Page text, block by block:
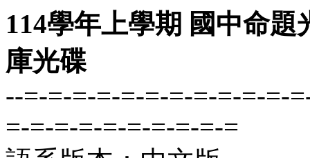
114學年上學期 國中命
庫光碟
--=-=-=-=-=-=-=-=-=-=-=-
=-=-=-=-=-=-=-=-=-=